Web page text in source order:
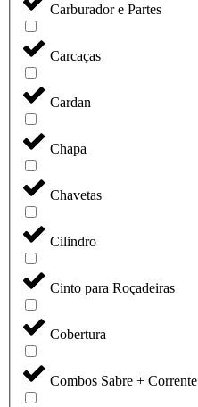
Carburador e Partes
Carcaças
Cardan
Chapa
Chavetas
Cilindro
Cinto para Roçadeiras
Cobertura
Combos Sabre + Corrente